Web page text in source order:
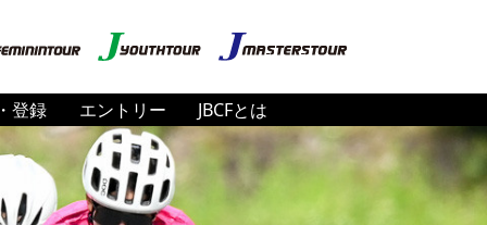
登録 エントリー JBCFとは